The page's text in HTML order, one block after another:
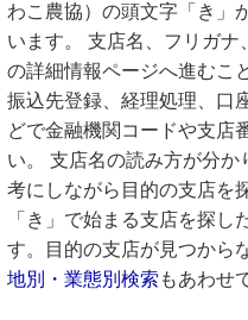
わこ農協）の頭文字「き」
います。 支店名、フリガ
の詳細情報ページへ進むこ
振込先登録、経理処理、口
どで金融機関コードや支店
い。 支店名の読み方が分
考にしながら目的の支店を
「き」で始まる支店を探
す。目的の支店が見つから
地別・業態別検索 もあわせ